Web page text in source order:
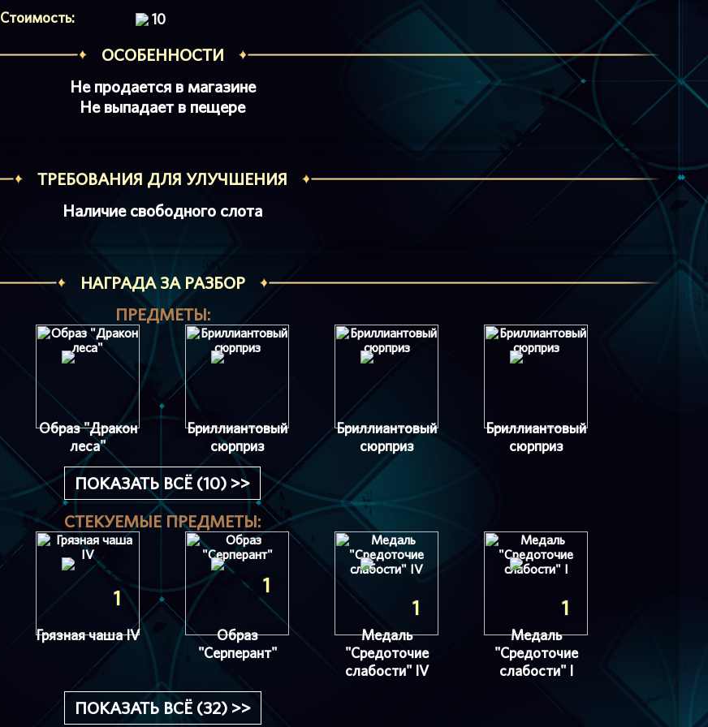
Стоимость: 10
ОСОБЕННОСТИ
Не продается в магазине
Не выпадает в пещере
ТРЕБОВАНИЯ ДЛЯ УЛУЧШЕНИЯ
Наличие свободного слота
НАГРАДА ЗА РАЗБОР
ПРЕДМЕТЫ:
Образ "Дракон
леса"
Бриллиантовый
сюрприз
Бриллиантовый
сюрприз
Бриллиантовый
сюрприз
ПОКАЗАТЬ ВСЁ (10) >>
СТЕКУЕМЫЕ ПРЕДМЕТЫ:
1
Грязная чаша IV
1
Образ
"Серперант"
1
Медаль
"Средоточие
слабости" IV
1
Медаль
"Средоточие
слабости" I
ПОКАЗАТЬ ВСЁ (32) >>